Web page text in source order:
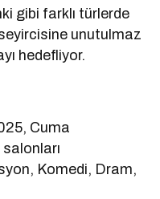
gibi farklı türlerde
unutulmaz
hedefliyor.
Cuma
Komedi, Dram,